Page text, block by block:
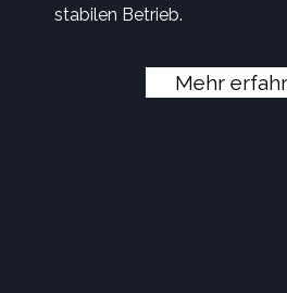
stabilen Betrieb.